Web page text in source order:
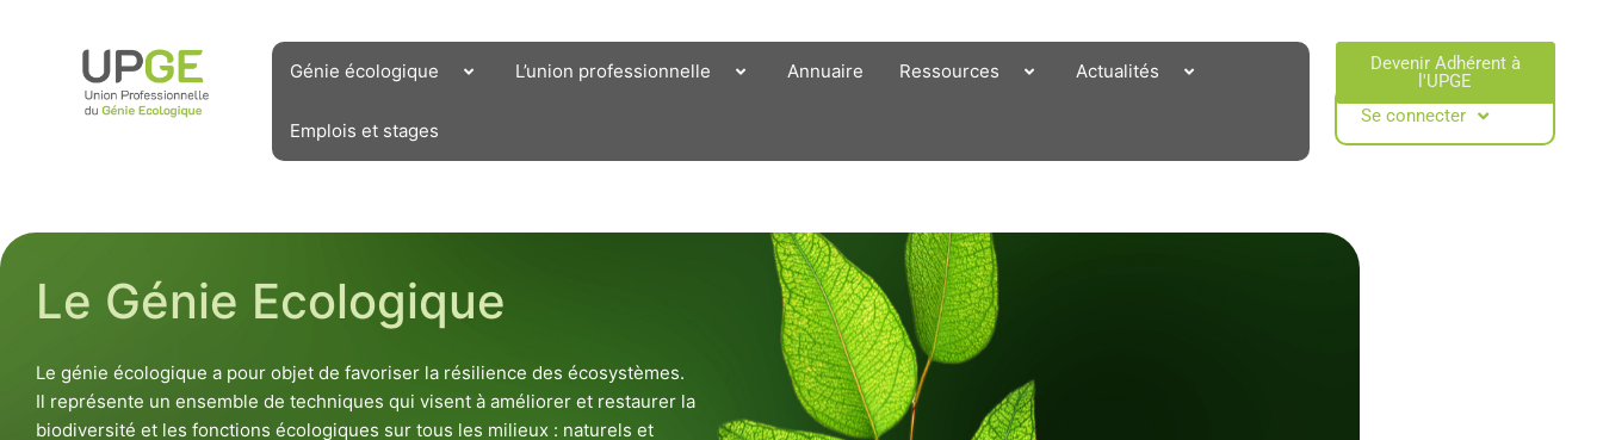
Génie écologique L’union professionnelle Annuaire Ressources Actualités
Emplois et stages
Devenir Adhérent à
l'UPGE​
Se connecter
Le Génie Ecologique
Le génie écologique a pour objet de favoriser la résilience des écosystèmes.
Il représente un ensemble de techniques qui visent à améliorer et restaurer la
biodiversité et les fonctions écologiques sur tous les milieux : naturels et